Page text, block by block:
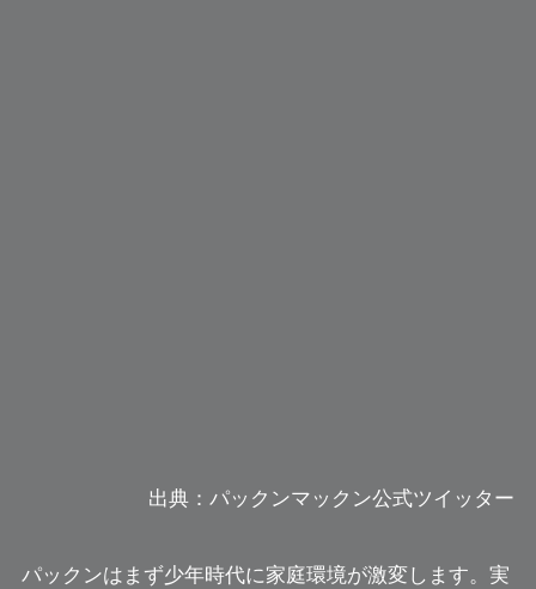
出典：パックンマックン公式ツイッター
パックンはまず少年時代に家庭環境が激変します。実